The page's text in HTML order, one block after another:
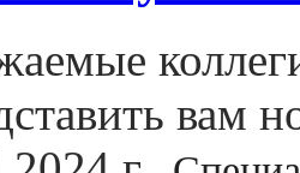
вам